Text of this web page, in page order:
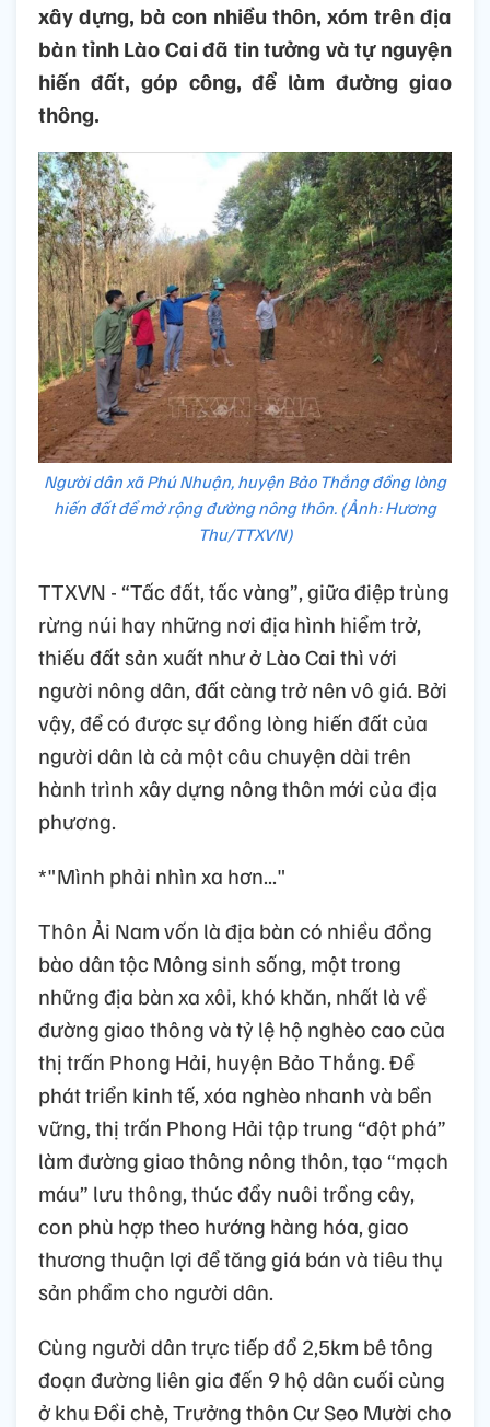
xây dựng, bà con nhiều thôn, xóm trên địa
bàn tỉnh Lào Cai đã tin tưởng và tự nguyện
hiến đất, góp công, để làm đường giao
thông.
Người dân xã Phú Nhuận, huyện Bảo Thắng đồng lòng
hiến đất để mở rộng đường nông thôn. (Ảnh: Hương
Thu/TTXVN)
TTXVN - “Tấc đất, tấc vàng”, giữa điệp trùng
rừng núi hay những nơi địa hình hiểm trở,
thiếu đất sản xuất như ở Lào Cai thì với
người nông dân, đất càng trở nên vô giá. Bởi
vậy, để có được sự đồng lòng hiến đất của
người dân là cả một câu chuyện dài trên
hành trình xây dựng nông thôn mới của địa
phương.
*"Mình phải nhìn xa hơn..."
Thôn Ải Nam vốn là địa bàn có nhiều đồng
bào dân tộc Mông sinh sống, một trong
những địa bàn xa xôi, khó khăn, nhất là về
đường giao thông và tỷ lệ hộ nghèo cao của
thị trấn Phong Hải, huyện Bảo Thắng. Để
phát triển kinh tế, xóa nghèo nhanh và bền
vững, thị trấn Phong Hải tập trung “đột phá”
làm đường giao thông nông thôn, tạo “mạch
máu” lưu thông, thúc đẩy nuôi trồng cây,
con phù hợp theo hướng hàng hóa, giao
thương thuận lợi để tăng giá bán và tiêu thụ
sản phẩm cho người dân.
Cùng người dân trực tiếp đổ 2,5km bê tông
đoạn đường liên gia đến 9 hộ dân cuối cùng
ở khu Đồi chè, Trưởng thôn Cư Seo Mười cho